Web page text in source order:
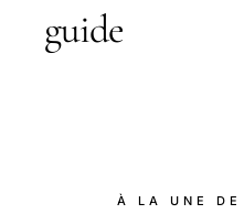
guide
À LA UNE DE